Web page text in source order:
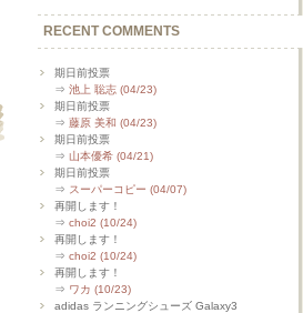
RECENT COMMENTS
期日前投票
⇒ 池上 聡志 (04/23)
期日前投票
⇒ 藤原 美和 (04/23)
期日前投票
⇒ 山本優希 (04/21)
期日前投票
⇒ スーパーコピー (04/07)
再開します！
⇒ choi2 (10/24)
再開します！
⇒ choi2 (10/24)
再開します！
⇒ ワカ (10/23)
adidas ランニングシューズ Galaxy3